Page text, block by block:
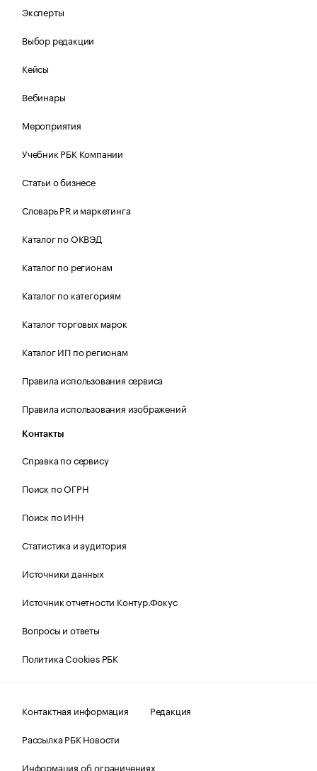
Эксперты
Выбор редакции
Кейсы
Вебинары
Мероприятия
Учебник РБК Компании
Статьи о бизнесе
Словарь PR и маркетинга
Каталог по ОКВЭД
Каталог по регионам
Каталог по категориям
Каталог торговых марок
Каталог ИП по регионам
Правила использования сервиса
Правила использования изображений
Контакты
Справка по сервису
Поиск по ОГРН
Поиск по ИНН
Статистика и аудитория
Источники данных
Источник отчетности Контур.Фокус
Вопросы и ответы
Политика Cookies РБК
Контактная информация
Редакция
Рассылка РБК Новости
Информация об ограничениях